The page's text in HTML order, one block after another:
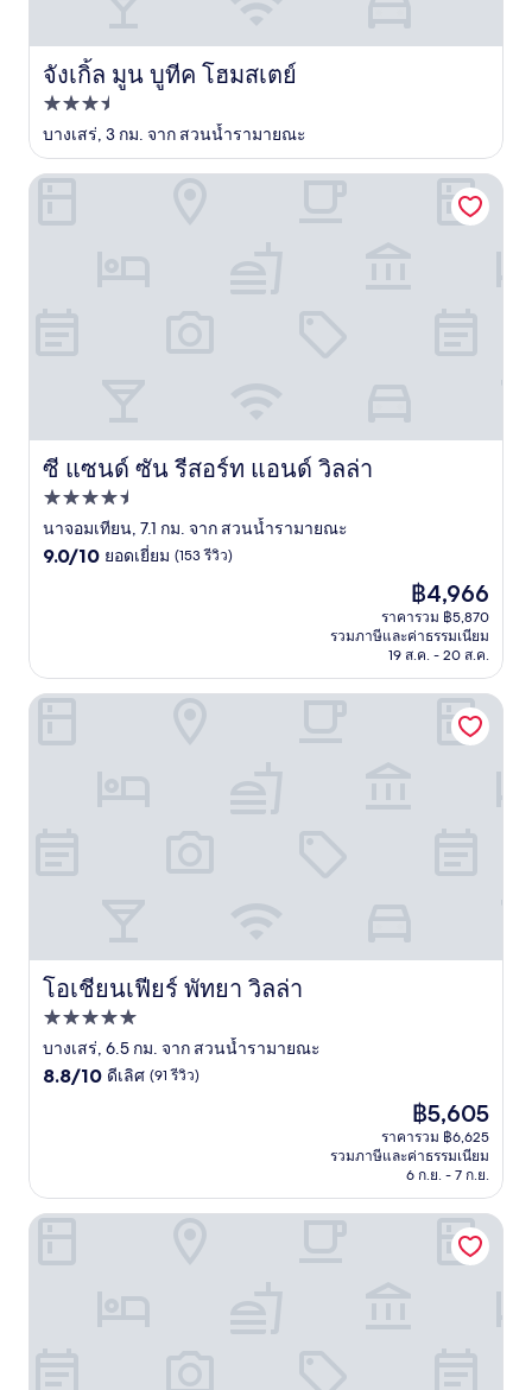
จังเกิ้ล มูน บูทีค โฮมสเตย์
จังเกิ้ล มูน บูทีค โฮมสเตย์
ที่พัก
3.5
ดาว
บางเสร่, 3 กม. จาก สวนน้ำรามายณะ
ซี แซนด์ ซัน รีสอร์ท แอนด์ วิลล่า
ซี แซนด์ ซัน รีสอร์ท แอนด์ วิลล่า
ที่พัก
4.5
ดาว
นาจอมเทียน, 7.1 กม. จาก สวนน้ำรามายณะ
9.0
รีวิว)
9.0/10 ยอดเยี่ยม (153 รีวิว)
ราคา
ปัจจุบัน
คือ
฿4,966
฿4,966
ราคารวม ฿5,870
รวมภาษีและค่าธรรมเนียม
19 ส.ค. - 20 ส.ค.
ซี แซนด์ ซัน รีสอร์ท แอนด์ วิลล่า
โอเชียนเฟียร์ พัทยา วิลล่า
โอเชียนเฟียร์ พัทยา วิลล่า
ที่พัก
5.0
ดาว
บางเสร่, 6.5 กม. จาก สวนน้ำรามายณะ
8.8
รีวิว)
8.8/10 ดีเลิศ (91 รีวิว)
ราคา
ปัจจุบัน
คือ
฿5,605
฿5,605
ราคารวม ฿6,625
รวมภาษีและค่าธรรมเนียม
6 ก.ย. - 7 ก.ย.
โอเชียนเฟียร์ พัทยา วิลล่า
พัทยา พาราไดซ์ บีช รีสอร์ท